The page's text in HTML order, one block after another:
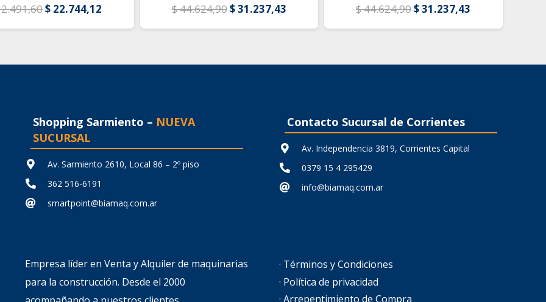
El
precio
era:
$ 22.744,12
precio
es:
$44.624,90El
precio
era:
$31.237,43El
precio
es:
$44.624,90El
precio
era:
$31.237,43
precio
es:
Shopping Sarmiento – NUEVA
SUCURSAL
Av. Sarmiento 2610, Local 86 – 2º piso
362 516-6191
smartpoint@biamaq.com.ar
Contacto Sucursal de Corrientes
Av. Independencia 3819, Corrientes Capital
0379 15 4 295429
info@biamaq.com.ar
Empresa líder en Venta y Alquiler de maquinarias
para la construcción. Desde el 2000
· Términos y Condiciones
· Política de privacidad
· Arrepentimiento de Compra